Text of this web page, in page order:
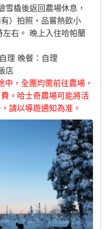
雪橇後返回農場休息，
）拍照，品嘗熱飲小
左右。 晚上入住哈帕蘭
理 晚餐：自理
店
，全團均需前往農場，
。哈士奇農場可能將活
請以導遊通知為准。